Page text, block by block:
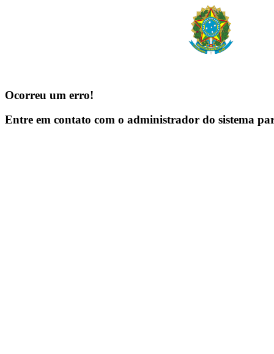
Ocorreu um erro!
Entre em contato com o administrador do sistema